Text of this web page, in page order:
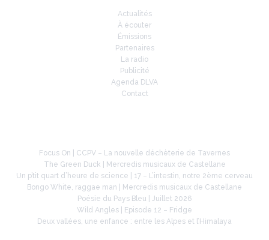
Actualités
À écouter
Émissions
Partenaires
La radio
Publicité
Agenda DLVA
Contact
Focus On | CCPV – La nouvelle déchèterie de Tavernes
The Green Duck | Mercredis musicaux de Castellane
Un p’tit quart d’heure de science | 17 – L’intestin, notre 2ème cerveau
Bongo White, raggae man | Mercredis musicaux de Castellane
Poésie du Pays Bleu | Juillet 2026
Wild Angles | Episode 12 – Fridge
Deux vallées, une enfance : entre les Alpes et l’Himalaya